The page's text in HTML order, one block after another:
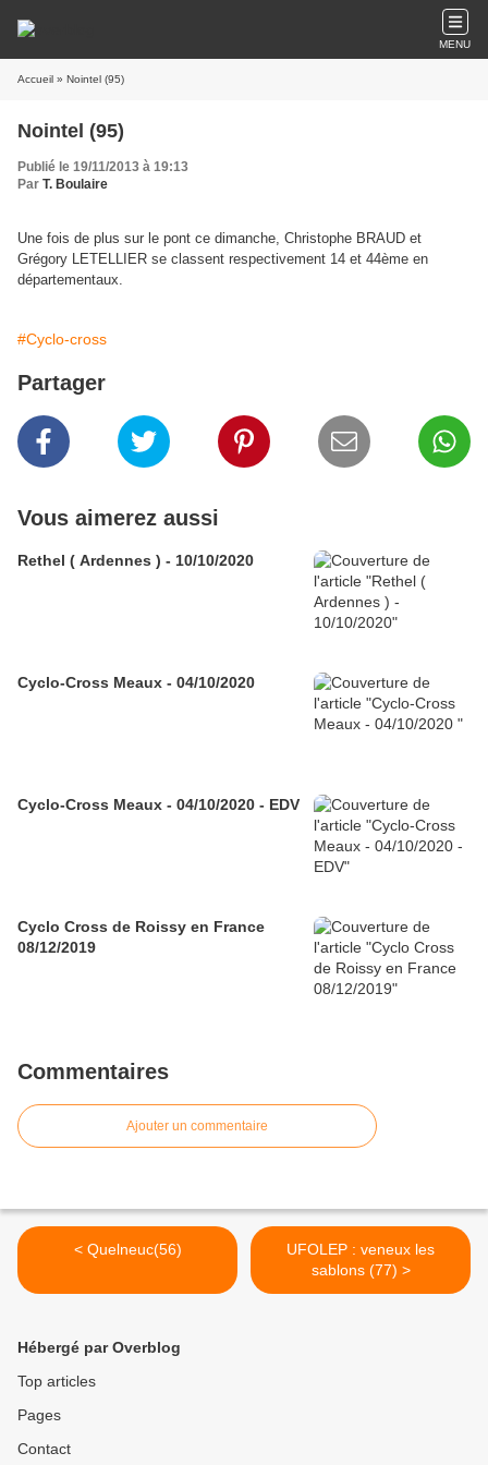
MENU
Accueil » Nointel (95)
Nointel (95)
Publié le 19/11/2013 à 19:13
Par T. Boulaire
Une fois de plus sur le pont ce dimanche, Christophe BRAUD et
Grégory LETELLIER se classent respectivement 14 et 44ème en
départementaux.
#Cyclo-cross
Partager
Vous aimerez aussi
Rethel ( Ardennes ) - 10/10/2020
Cyclo-Cross Meaux - 04/10/2020
Cyclo-Cross Meaux - 04/10/2020 - EDV
Cyclo Cross de Roissy en France
08/12/2019
Commentaires
Ajouter un commentaire
< Quelneuc(56)
UFOLEP : veneux les
sablons (77) >
Hébergé par Overblog
Top articles
Pages
Contact